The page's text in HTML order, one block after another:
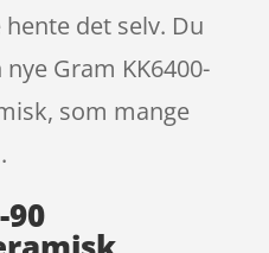
det selv. Du
Gram KK6400-
som mange
90